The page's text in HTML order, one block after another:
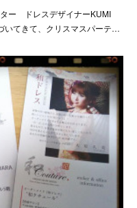
ター ドレスデザイナーKUMI
いてきて、クリスマスパーテ…